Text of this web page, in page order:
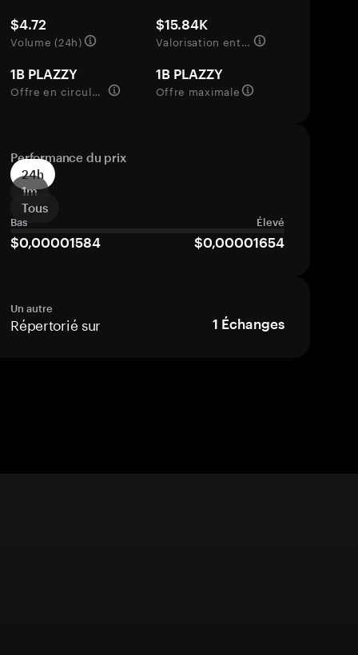
$4.72
Volume (24h)
$15.84K
Valorisation entièrement diluée
1B PLAZZY
Offre en circulation
1B PLAZZY
Offre maximale
Performance du prix
24h
1m
Tous
Bas Élevé
$0,00001584 $0,00001654
Un autre
Répertorié sur 1 Échanges